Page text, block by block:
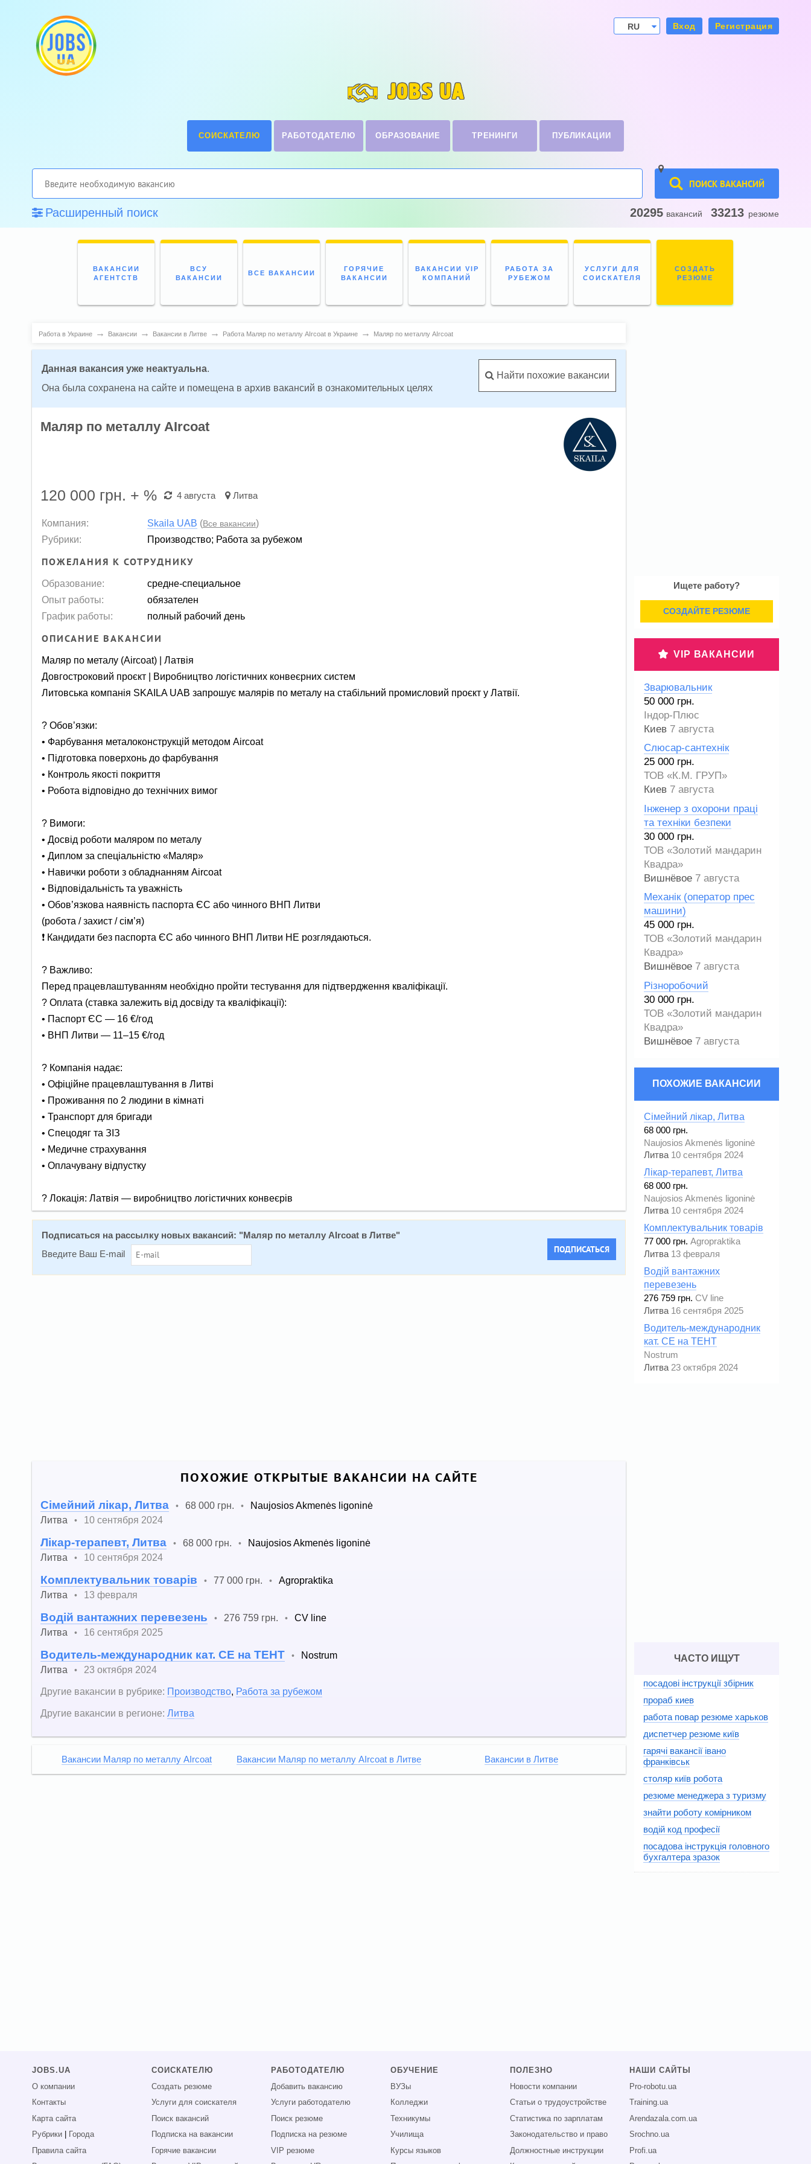
RU
Вход Регистрация
JOBS UA
СОИСКАТЕЛЮ РАБОТОДАТЕЛЮ ОБРАЗОВАНИЕ ТРЕНИНГИ ПУБЛИКАЦИИ
ПОИСК ВАКАНСИЙ
Расширенный поиск 20295 вакансий 33213 резюме
ВАКАНСИИ
АГЕНТСТВ
ВСУ
ВАКАНСИИ
ВСЕ ВАКАНСИИ
ГОРЯЧИЕ
ВАКАНСИИ
ВАКАНСИИ VIP
КОМПАНИЙ
РАБОТА ЗА
РУБЕЖОМ
УСЛУГИ ДЛЯ
СОИСКАТЕЛЯ
СОЗДАТЬ
РЕЗЮМЕ
Работа в Украине → Вакансии → Вакансии в Литве → Работа Маляр по металлу AIrcoat в Украине → Маляр по металлу AIrcoat
Данная вакансия уже неактуальна.
Она была сохранена на сайте и помещена в архив вакансий в ознакомительных целях
Найти похожие вакансии
Маляр по металлу AIrcoat
120 000 грн. + % 4 августа Литва
Компания: Skaila UAB (Все вакансии)
Рубрики:
Производство; Работа за рубежом
ПОЖЕЛАНИЯ К СОТРУДНИКУ
Образование:
средне-специальное
Опыт работы:
обязателен
График работы:
полный рабочий день
ОПИСАНИЕ ВАКАНСИИ
Маляр по металу (Aircoat) | Латвія
Довгостроковий проєкт | Виробництво логістичних конвеєрних систем
Литовська компанія SKAILA UAB запрошує малярів по металу на стабільний промисловий проєкт у Латвії.
? Обов’язки:
• Фарбування металоконструкцій методом Aircoat
• Підготовка поверхонь до фарбування
• Контроль якості покриття
• Робота відповідно до технічних вимог
? Вимоги:
• Досвід роботи маляром по металу
• Диплом за спеціальністю «Маляр»
• Навички роботи з обладнанням Aircoat
• Відповідальність та уважність
• Обов’язкова наявність паспорта ЄС або чинного ВНП Литви
(робота / захист / сім’я)
❗ Кандидати без паспорта ЄС або чинного ВНП Литви НЕ розглядаються.
? Важливо:
Перед працевлаштуванням необхідно пройти тестування для підтвердження кваліфікації.
? Оплата (ставка залежить від досвіду та кваліфікації):
• Паспорт ЄС — 16 €/год
• ВНП Литви — 11–15 €/год
? Компанія надає:
• Офіційне працевлаштування в Литві
• Проживання по 2 людини в кімнаті
• Транспорт для бригади
• Спецодяг та ЗІЗ
• Медичне страхування
• Оплачувану відпустку
? Локація: Латвія — виробництво логістичних конвеєрів
Подписаться на расcылку новых вакансий: " Маляр по металлу AIrcoat в Литве"
Введите Ваш E-mail
ПОДПИСАТЬСЯ
ПОХОЖИЕ ОТКРЫТЫЕ ВАКАНСИИ НА САЙТЕ
Сімейний лікар, Литва • 68 000 грн. •
Naujosios Akmenės ligoninė
Литва
• 10 сентября 2024
Лікар-терапевт, Литва • 68 000 грн. •
Naujosios Akmenės ligoninė
Литва
• 10 сентября 2024
Комплектувальник товарів • 77 000 грн. •
Agropraktika
Литва
• 13 февраля
Водій вантажних перевезень • 276 759 грн. •
CV line
Литва
• 16 сентября 2025
Водитель-международник кат. СЕ на ТЕНТ •
Nostrum
Литва
•
23 октября 2024
Другие вакансии в рубрике: Производство, Работа за рубежом
Другие вакансии в регионе: Литва
Вакансии Маляр по металлу AIrcoat Вакансии Маляр по металлу AIrcoat в Литве Вакансии в Литве
Ищете работу?
СОЗДАЙТЕ РЕЗЮМЕ
VIP ВАКАНСИИ
Зварювальник
50 000 грн.
Індор-Плюс
Киев 7 августа
Слюсар-сантехнік
25 000 грн.
ТОВ «К.М. ГРУП»
Киев 7 августа
Інженер з охорони праці
та техніки безпеки
30 000 грн.
ТОВ «Золотий мандарин
Квадра»
Вишнёвое 7 августа
Механік (оператор прес
машини)
45 000 грн.
ТОВ «Золотий мандарин
Квадра»
Вишнёвое 7 августа
Різноробочий
30 000 грн.
ТОВ «Золотий мандарин
Квадра»
Вишнёвое 7 августа
ПОХОЖИЕ ВАКАНСИИ
Сімейний лікар, Литва
68 000 грн.
Naujosios Akmenės ligoninė
Литва 10 сентября 2024
Лікар-терапевт, Литва
68 000 грн.
Naujosios Akmenės ligoninė
Литва 10 сентября 2024
Комплектувальник товарів
77 000 грн. Agropraktika
Литва 13 февраля
Водій вантажних
перевезень
276 759 грн. CV line
Литва 16 сентября 2025
Водитель-международник
кат. СЕ на ТЕНТ
Nostrum
Литва 23 октября 2024
ЧАСТО ИЩУТ
посадові інструкції збірник
прораб киев
работа повар резюме харьков
диспетчер резюме київ
гарячі вакансії івано
франківськ
столяр київ робота
резюме менеджера з туризму
знайти роботу комірником
водій код професії
посадова інструкція головного
бухгалтера зразок
JOBS.UA
О компании
Контакты
Карта сайта
Рубрики
Города
Правила сайта
СОИСКАТЕЛЮ
Создать резюме
Услуги для соискателя
Поиск вакансий
Подписка на вакансии
Горячие вакансии
РАБОТОДАТЕЛЮ
Добавить вакансию
Услуги работодателю
Поиск резюме
Подписка на резюме
VIP резюме
ОБУЧЕНИЕ
ВУЗы
Колледжи
Техникумы
Училища
Курсы языков
ПОЛЕЗНО
Новости компании
Статьи о трудоустройстве
Статистика по зарплатам
Законодательство и право
Должностные инструкции
НАШИ САЙТЫ
Pro-robotu.ua
Training.ua
Arendazala.com.ua
Srochno.ua
Profi.ua